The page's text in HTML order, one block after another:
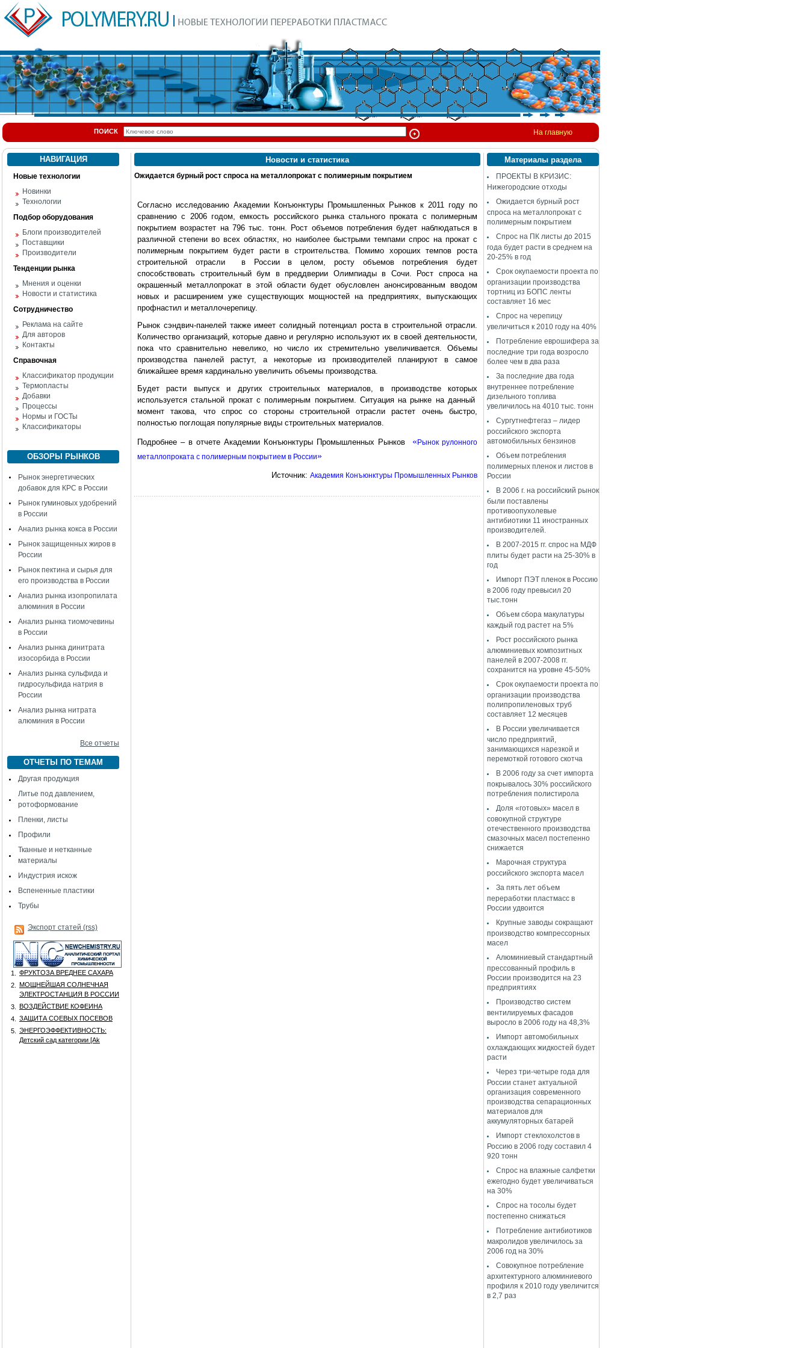
ПОИСК На главную
НАВИГАЦИЯ
Новые технологии
Новинки
Технологии
Подбор оборудования
Блоги производителей
Поставщики
Производители
Тенденции рынка
Мнения и оценки
Новости и статистика
Сотрудничество
Реклама на сайте
Для авторов
Контакты
Справочная
Классификатор продукции
Термопласты
Добавки
Процессы
Нормы и ГОСТы
Классификаторы
ОБЗОРЫ РЫНКОВ
Рынок энергетических
добавок для КРС в России
Рынок гуминовых удобрений
в России
Анализ рынка кокса в России
Рынок защищенных жиров в
России
Рынок пектина и сырья для
его производства в России
Анализ рынка изопропилата
алюминия в России
Анализ рынка тиомочевины
в России
Анализ рынка динитрата
изосорбида в России
Анализ рынка сульфида и
гидросульфида натрия в
России
Анализ рынка нитрата
алюминия в России
Все отчеты
ОТЧЕТЫ ПО ТЕМАМ
Другая продукция
Литье под давлением,
ротоформование
Пленки, листы
Профили
Тканные и нетканные
материалы
Индустрия искож
Вспененные пластики
Трубы
Экспорт статей (rss)
1.
ФРУКТОЗА ВРЕДНЕЕ САХАРА
2.
МОЩНЕЙШАЯ СОЛНЕЧНАЯ
ЭЛЕКТРОСТАНЦИЯ В РОССИИ
3.
ВОЗДЕЙСТВИЕ КОФЕИНА
4.
ЗАЩИТА СОЕВЫХ ПОСЕВОВ
5.
ЭНЕРГОЭФФЕКТИВНОСТЬ:
Детский сад категории [Аk
Новости и статистика
Ожидается бурный рост спроса на металлопрокат с полимерным покрытием
Согласно исследованию Академии Конъюнктуры Промышленных Рынков к 2011 году по
сравнению с 2006 годом, емкость российского рынка стального проката с полимерным
покрытием возрастет на 796 тыс. тонн. Рост объемов потребления будет наблюдаться в
различной степени во всех областях, но наиболее быстрыми темпами спрос на прокат с
полимерным покрытием будет расти в строительства. Помимо хороших темпов роста
строительной отрасли в России в целом, росту объемов потребления будет
способствовать строительный бум в преддверии Олимпиады в Сочи. Рост спроса на
окрашенный металлопрокат в этой области будет обусловлен анонсированным вводом
новых и расширением уже существующих мощностей на предприятиях, выпускающих
профнастил и металлочерепицу.
Рынок сэндвич-панелей также имеет солидный потенциал роста в строительной отрасли.
Количество организаций, которые давно и регулярно используют их в своей деятельности,
пока что сравнительно невелико, но число их стремительно увеличивается. Объемы
производства панелей растут, а некоторые из производителей планируют в самое
ближайшее время кардинально увеличить объемы производства.
Будет расти выпуск и других строительных материалов, в производстве которых
используется стальной прокат с полимерным покрытием. Ситуация на рынке на данный
момент такова, что спрос со стороны строительной отрасли растет очень быстро,
полностью поглощая популярные виды строительных материалов.
Подробнее – в отчете Академии Конъюнктуры Промышленных Рынков « Рынок рулонного
металлопроката с полимерным покрытием в России»
Источник: Академия Конъюнктуры Промышленных Рынков
Материалы раздела
ПРОЕКТЫ В КРИЗИС:
Нижегородские отходы
Ожидается бурный рост
спроса на металлопрокат с
полимерным покрытием
Спрос на ПК листы до 2015
года будет расти в среднем на
20-25% в год
Срок окупаемости проекта по
организации производства
тортниц из БОПС ленты
составляет 16 мес
Спрос на черепицу
увеличиться к 2010 году на 40%
Потребление еврошифера за
последние три года возросло
более чем в два раза
За последние два года
внутреннее потребление
дизельного топлива
увеличилось на 4010 тыс. тонн
Сургутнефтегаз – лидер
российского экспорта
автомобильных бензинов
Объем потребления
полимерных пленок и листов в
России
В 2006 г. на российский рынок
были поставлены
противоопухолевые
антибиотики 11 иностранных
производителей.
В 2007-2015 гг. спрос на МДФ
плиты будет расти на 25-30% в
год
Импорт ПЭТ пленок в Россию
в 2006 году превысил 20
тыс.тонн
Объем сбора макулатуры
каждый год растет на 5%
Рост российского рынка
алюминиевых композитных
панелей в 2007-2008 гг.
сохранится на уровне 45-50%
Срок окупаемости проекта по
организации производства
полипропиленовых труб
составляет 12 месяцев
В России увеличивается
число предприятий,
занимающихся нарезкой и
перемоткой готового скотча
В 2006 году за счет импорта
покрывалось 30% российского
потребления полистирола
Доля «готовых» масел в
совокупной структуре
отечественного производства
смазочных масел постепенно
снижается
Марочная структура
российского экспорта масел
За пять лет объем
переработки пластмасс в
России удвоится
Крупные заводы сокращают
производство компрессорных
масел
Алюминиевый стандартный
прессованный профиль в
России производится на 23
предприятиях
Производство систем
вентилируемых фасадов
выросло в 2006 году на 48,3%
Импорт автомобильных
охлаждающих жидкостей будет
расти
Через три-четыре года для
России станет актуальной
организация современного
производства сепарационных
материалов для
аккумуляторных батарей
Импорт стеклохолстов в
Россию в 2006 году составил 4
920 тонн
Спрос на влажные салфетки
ежегодно будет увеличиваться
на 30%
Спрос на тосолы будет
постепенно снижаться
Потребление антибиотиков
макролидов увеличилось за
2006 год на 30%
Совокупное потребление
архитектурного алюминиевого
профиля к 2010 году увеличится
в 2,7 раз